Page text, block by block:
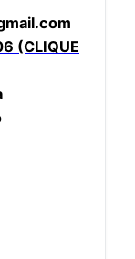
(CLIQUE